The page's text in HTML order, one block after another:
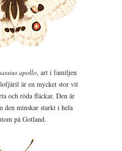
apollo, art i familjen
är en mycket stor vit
och röda fläckar. Den är
den minskar starkt i hela
på Gotland.